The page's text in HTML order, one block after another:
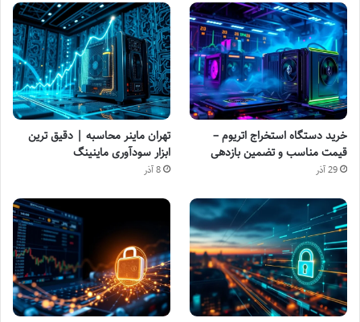
خرید دستگاه استخراج اتریوم –
قیمت مناسب و تضمین بازدهی
29 آذر
تهران ماینر محاسبه | دقیق ترین
ابزار سودآوری ماینینگ
8 آذر